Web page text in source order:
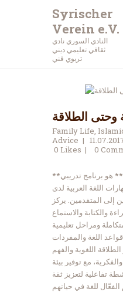
Syrischer
Verein e.V.
النادي السوري نادي
ثقافي تعليمي ديني
تربوي فني
ديني تربوي فني
استديو الصور
اتصل بنا
وحتى الطلاقة
Family Life,
Advice
0 Likes 0
**من الانطلاقة وحتى الطلاقة** هو برنامج تدريبي
اللغة العربية لدى
إلى المتقدمين. يركز
والكتابة والاستماع
ومراحل تعليمية
اللغة والمفردات
اللغوية والفهم
مع توفير بيئة
تفاعلية لتعزيز ثقة
للغة في حياتهم